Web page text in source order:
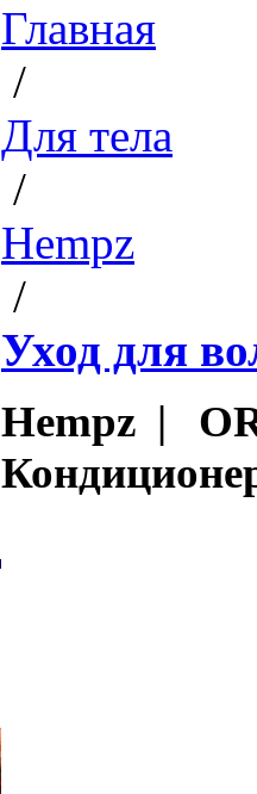
Главная
/
Для тела
/
Hempz
/
Уход для
Hempz |